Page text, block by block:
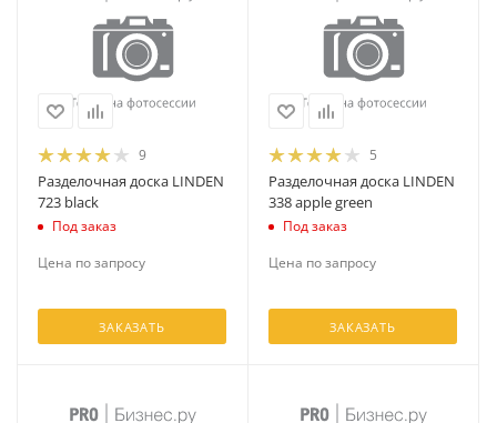
9
Разделочная доска LINDEN
723 black
Под заказ
Цена по запросу
ЗАКАЗАТЬ
5
Разделочная доска LINDEN
338 apple green
Под заказ
Цена по запросу
ЗАКАЗАТЬ